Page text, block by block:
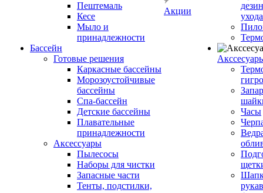
Пештемаль
Кесе
Мыло и
принадлежности
Бассейн
Готовые решения
Каркасные бассейны
Морозоустойчивые
бассейны
Спа-бассейн
Детские бассейны
Плавательные
принадлежности
Аксессуары
Пылесосы
Наборы для чистки
Запасные части
Тенты, подстилки,
Акции
ухода
Часы